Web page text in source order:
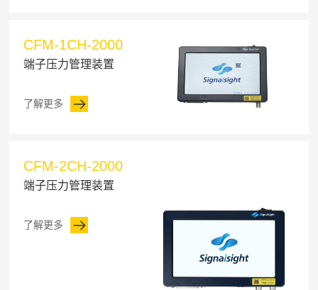
CFM-1CH-2000
端子压力管理装置
了解更多
CFM-2CH-2000
端子压力管理装置
了解更多